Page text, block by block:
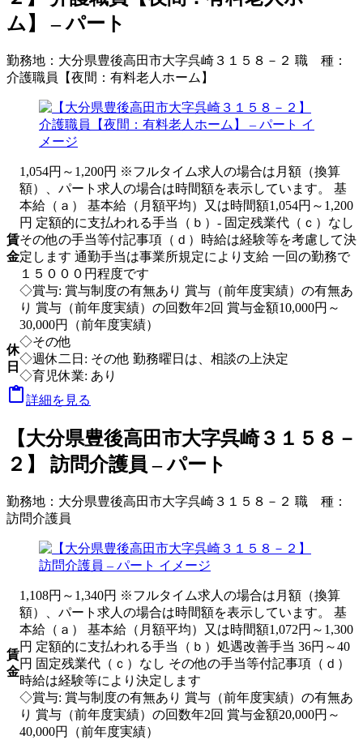
ム】 – パート
勤務地： 大分県豊後高田市大字呉崎３１５８－２ 職 種：
介護職員【夜間：有料老人ホーム】
賃
金
1,054円～1,200円 ※フルタイム求人の場合は月額（換算
額）、パート求人の場合は時間額を表示しています。 基
本給（ａ） 基本給（月額平均）又は時間額1,054円～1,200
円 定額的に支払われる手当（ｂ）- 固定残業代（ｃ）なし
その他の手当等付記事項（ｄ）時給は経験等を考慮して決
定します 通勤手当は事業所規定により支給 一回の勤務で
１５０００円程度です
◇賞与: 賞与制度の有無あり 賞与（前年度実績）の有無あ
り 賞与（前年度実績）の回数年2回 賞与金額10,000円～
30,000円（前年度実績）
休
日
◇その他
◇週休二日: その他 勤務曜日は、相談の上決定
◇育児休業: あり
詳細を見る
【大分県豊後高田市大字呉崎３１５８－
２】 訪問介護員 – パート
勤務地： 大分県豊後高田市大字呉崎３１５８－２ 職 種：
訪問介護員
賃
金
1,108円～1,340円 ※フルタイム求人の場合は月額（換算
額）、パート求人の場合は時間額を表示しています。 基
本給（ａ） 基本給（月額平均）又は時間額1,072円～1,300
円 定額的に支払われる手当（ｂ）処遇改善手当 36円～40
円 固定残業代（ｃ）なし その他の手当等付記事項（ｄ）
時給は経験等により決定します
◇賞与: 賞与制度の有無あり 賞与（前年度実績）の有無あ
り 賞与（前年度実績）の回数年2回 賞与金額20,000円～
40,000円（前年度実績）